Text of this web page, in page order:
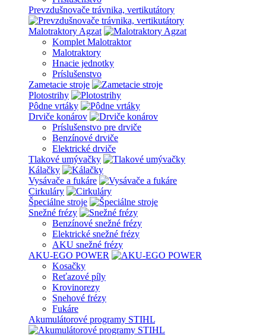
Prevzdušnovače trávnika, vertikutátory
Malotraktory Agzat
Komplet Malotraktor
Malotraktory
Hnacie jednotky
Príslušenstvo
Zametacie stroje
Plotostrihy
Pôdne vrtáky
Drviče konárov
Príslušenstvo pre drviče
Benzínové drviče
Elektrické drviče
Tlakové umývačky
Kálačky
Vysávače a fukáre
Cirkuláry
Špeciálne stroje
Snežné frézy
Benzínové snežné frézy
Elektrické snežné frézy
AKU snežné frézy
AKU-EGO POWER
Kosačky
Reťazové píly
Krovinorezy
Snehové frézy
Fukáre
Akumulátorové programy STIHL